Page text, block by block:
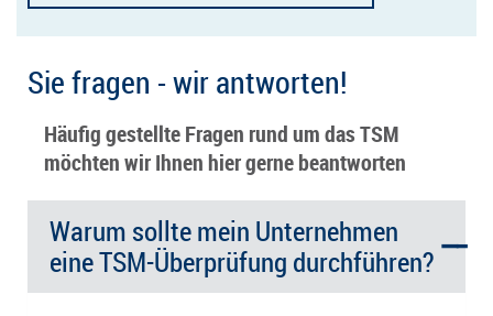
Sie fragen - wir antworten!
Häufig gestellte Fragen rund um das TSM
möchten wir Ihnen hier gerne beantworten
Warum sollte mein Unternehmen
eine TSM-Überprüfung durchführen?